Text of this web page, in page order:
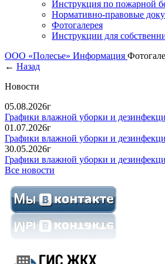
Инструкция по пожарной
Нормативно-правовые
Фотогалерея
Инструкции для
ООО «Полесье» Информация
← Назад
Новости
05.08.2026г
Графики влажной уборки и
01.07.2026г
Графики влажной уборки и
30.05.2026г
Графики влажной уборки и
Все новости